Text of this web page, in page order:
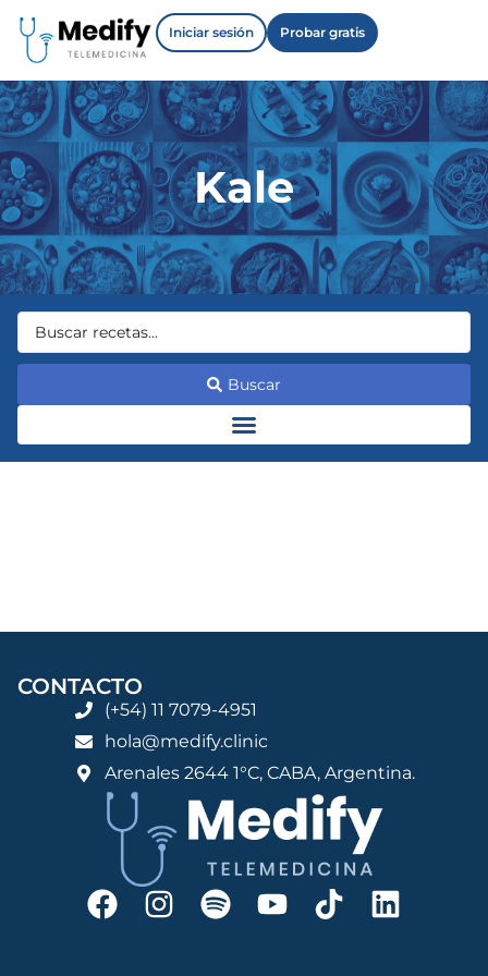
Iniciar sesión Probar gratis
Kale
Buscar
CONTACTO
(+54) 11 7079-4951
hola@medify.clinic
Arenales 2644 1°C, CABA, Argentina.